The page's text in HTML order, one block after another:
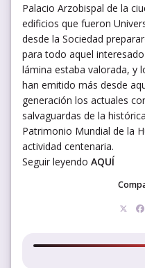
Palacio Arzobispal de la
edificios que fueron
desde la Sociedad
para todo aquel
lámina estaba valorada, y
han emitido más desde
generación los actuales
salvaguardas de la
Patrimonio Mundial de la
actividad centenaria.
Seguir leyendo AQUÍ